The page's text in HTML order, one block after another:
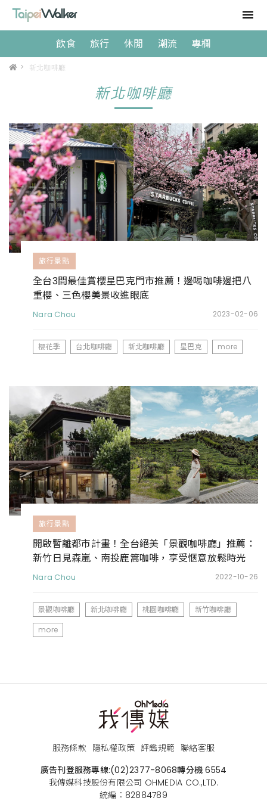
飲食 旅行 休閒 潮流 專欄
> 新北咖啡廳
新北咖啡廳
旅行景點
全台3間最佳賞櫻星巴克門市推薦！邊喝咖啡邊把八
重櫻、三色櫻美景收進眼底
Nara Chou 2023-02-06
櫻花季 台北咖啡廳 新北咖啡廳 星巴克 more
旅行景點
開啟暫離都市計畫！全台絕美「景觀咖啡廳」推薦：
新竹日見森嵐、南投鹿篙咖啡，享受愜意放鬆時光
Nara Chou 2022-10-26
景觀咖啡廳 新北咖啡廳 桃園咖啡廳
新竹咖啡廳
more
服務條款 隱私權政策 評鑑規範 聯絡客服
廣告刊登服務專線:(02)2377-8068轉分機 6554
我傳媒科技股份有限公司 OHMEDIA CO.,LTD.
統編：82884789